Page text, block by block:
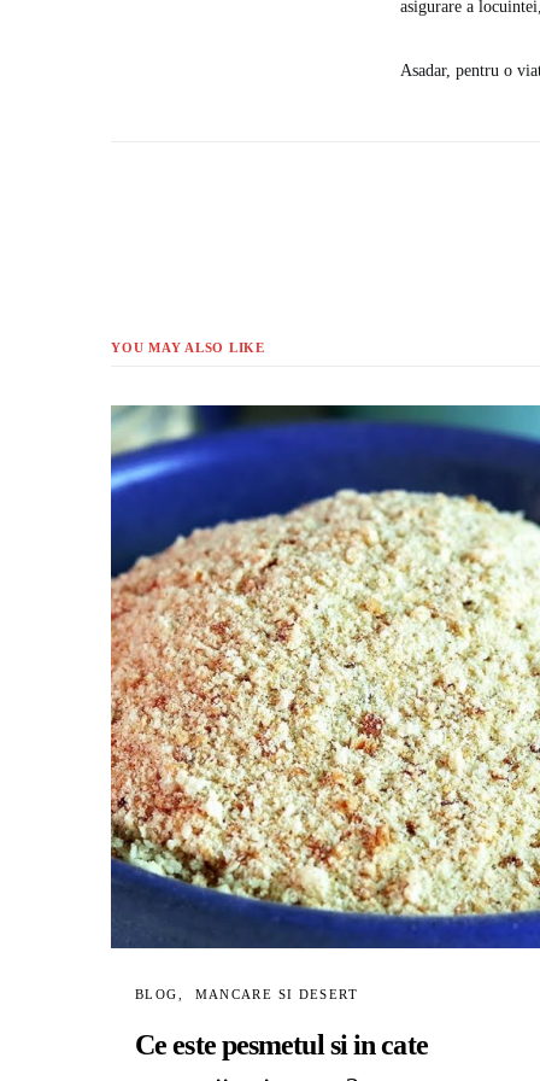
asigurare a
Asadar, pentru o
YOU MAY ALSO LIKE
BLOG MANCARE SI DESERT
Ce este pesmetul si in cate